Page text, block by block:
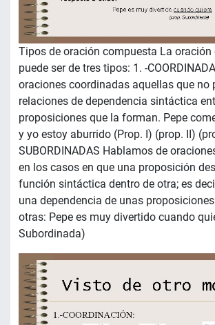
Tipos de oración compuesta La oración
puede ser de tres tipos: 1. -
oraciones coordinadas aquellas que no
relaciones de dependencia sintáctica
proposiciones que la forman. Pepe
y yo estoy aburrido (Prop. I) (prop. II)
SUBORDINADAS Hablamos de
en los casos en que una proposición
función sintáctica dentro de otra; es
una dependencia de unas
otras: Pepe es muy divertido cuando
Subordinada)